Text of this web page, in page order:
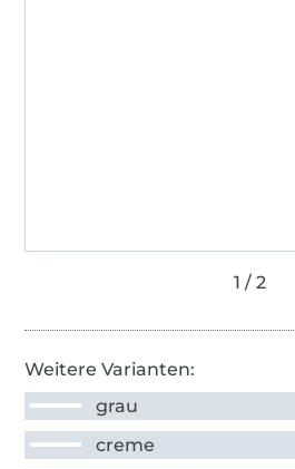
Weitere Varianten:
grau
creme